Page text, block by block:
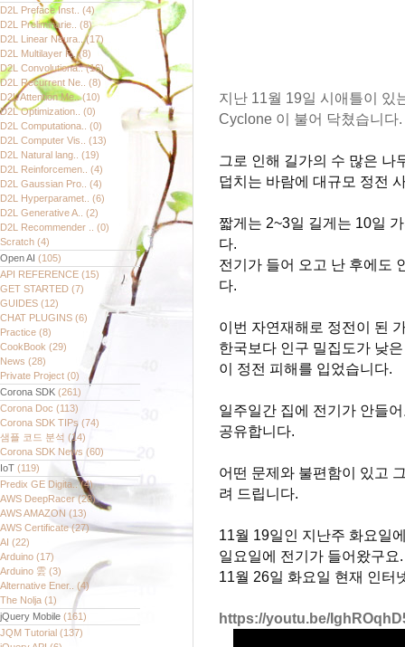
D2L Preface Inst.. (4)
D2L Preliminarie.. (8)
D2L Linear Neura..(17)
D2L Multilayer P..(8)
D2L Convolutiona..(16)
D2L Recurrent Ne.. (8)
D2L Attention Me..(10)
D2L Optimization.. (0)
D2L Computationa.. (0)
D2L Computer Vis.. (13)
D2L Natural lang.. (19)
D2L Reinforcemen.. (4)
D2L Gaussian Pro.. (4)
D2L Hyperparamet.. (6)
D2L Generative A.. (2)
D2L Recommender .. (0)
Scratch (4)
Open AI (105)
API REFERENCE (15)
GET STARTED (7)
GUIDES (12)
CHAT PLUGINS (6)
Practice (8)
CookBook (29)
News (28)
Private Project (0)
Corona SDK (261)
Corona Doc (113)
Corona SDK TIPs (74)
샘플 코드 분석 (14)
Corona SDK News (60)
IoT (119)
Predix GE Digita..(4)
AWS DeepRacer(28)
AWS AMAZON (13)
AWS Certificate(27)
AI (22)
Arduino (17)
Arduino 雲 (3)
Alternative Ener.. (4)
The Nolja (1)
jQuery Mobile (161)
JQM Tutorial (137)
지난 11월 19일 시애틀이 있
Cyclone 이 불어 닥쳤습니다.
그로 인해 길가의 수 많은 나
덥치는 바람에 대규모 정전
짧게는 2~3일 길게는 10일
다.
전기가 들어 오고 난 후에도
다.
이번 자연재해로 정전이 된
한국보다 인구 밀집도가 낮
이 정전 피해를 입었습니다.
일주일간 집에 전기가 안들
공유합니다.
어떤 문제와 불편함이 있고
려 드립니다.
11월 19일인 지난주 화요일
일요일에 전기가 들어왔구요.
11월 26일 화요일 현재 인터
https://youtu.be/